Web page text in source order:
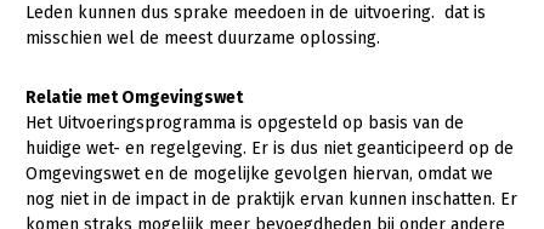
Leden kunnen dus sprake meedoen in de uitvoering. dat is
misschien wel de meest duurzame oplossing.
Relatie met Omgevingswet
Het Uitvoeringsprogramma is opgesteld op basis van de
huidige wet- en regelgeving. Er is dus niet geanticipeerd op de
Omgevingswet en de mogelijke gevolgen hiervan, omdat we
nog niet in de impact in de praktijk ervan kunnen inschatten. Er